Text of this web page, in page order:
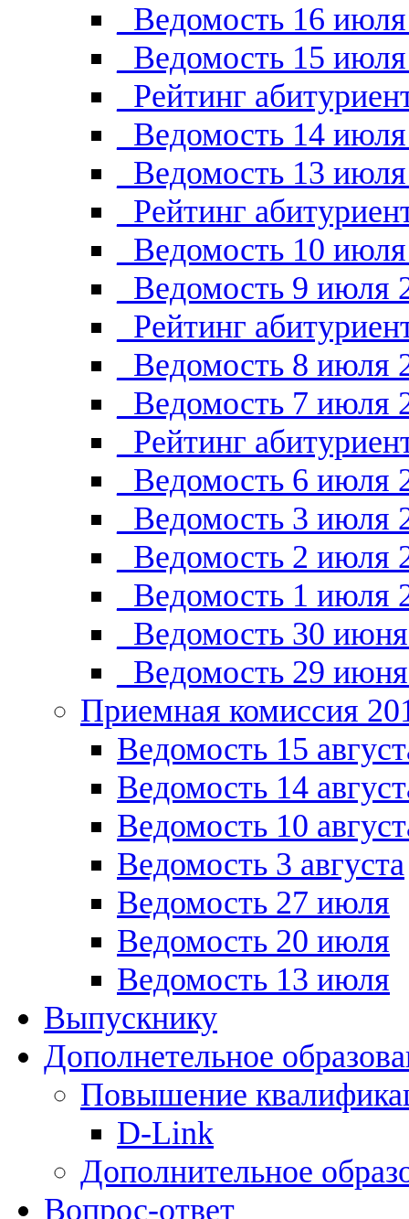
_Ведомость 16
_Ведомость 15
_Рейтинг
_Ведомость 14
_Ведомость 13
_Рейтинг
_Ведомость 10
_Ведомость 9 июля
_Рейтинг
_Ведомость 8 июля
_Ведомость 7 июля
_Рейтинг
_Ведомость 6 июля
_Ведомость 3 июля
_Ведомость 2 июля
_Ведомость 1 июля
_Ведомость 30
_Ведомость 29
Приемная комиссия
Ведомость 15
Ведомость 14
Ведомость 10
Ведомость 3 августа
Ведомость 27 июля
Ведомость 20 июля
Ведомость 13 июля
Выпускнику
Дополнетельное
Повышение
D-Link
Дополнительное
Вопрос-ответ